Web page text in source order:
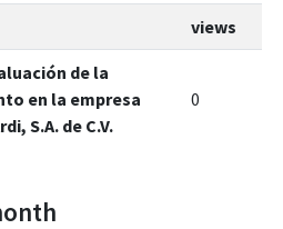
views
de la
en la empresa
S.A. de C.V.
0